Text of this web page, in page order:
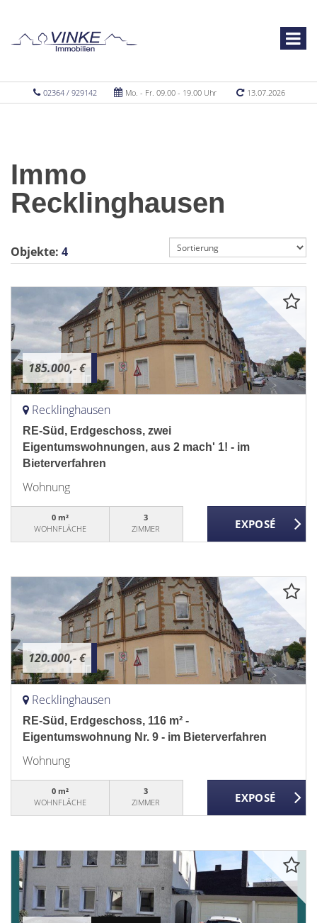
02364 / 929142 Mo. - Fr. 09.00 - 19.00 Uhr 13.07.2026
Immo
Recklinghausen
Objekte: 4
185.000,- €
Recklinghausen
RE-Süd, Erdgeschoss, zwei
Eigentumswohnungen, aus 2 mach' 1! - im
Bieterverfahren
Wohnung
0 m²
WOHNFLÄCHE
3
ZIMMER
120.000,- €
Recklinghausen
RE-Süd, Erdgeschoss, 116 m² -
Eigentumswohnung Nr. 9 - im Bieterverfahren
Wohnung
0 m²
WOHNFLÄCHE
3
ZIMMER